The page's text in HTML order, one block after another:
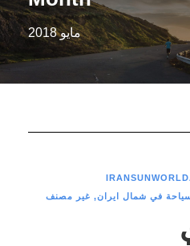
مايو 2018
في شمال ایران, غير مصنف